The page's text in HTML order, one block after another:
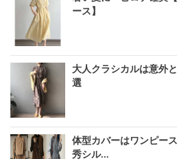
ース】
大人クラシカルは意外
選
体型カバーはワンピー
秀シル...